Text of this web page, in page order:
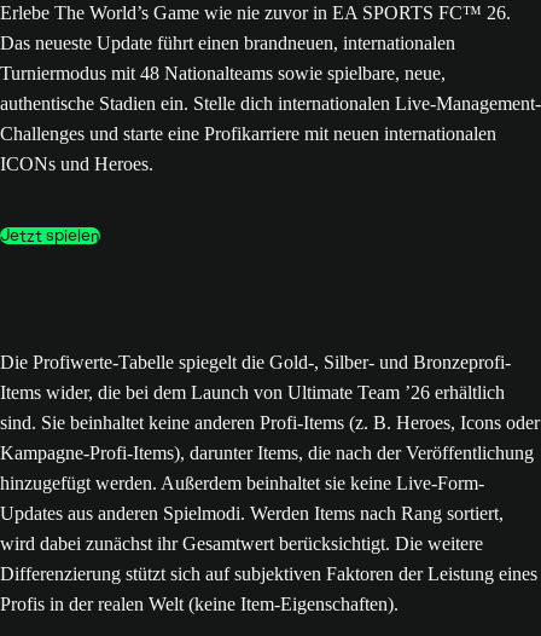
Erlebe The World’s Game wie nie zuvor in EA SPORTS FC™ 26.
Das neueste Update führt einen brandneuen, internationalen
Turniermodus mit 48 Nationalteams sowie spielbare, neue,
authentische Stadien ein. Stelle dich internationalen Live-Management-
Challenges und starte eine Profikarriere mit neuen internationalen
ICONs und Heroes.
Jetzt spielen
Die Profiwerte-Tabelle spiegelt die Gold-, Silber- und Bronzeprofi-
Items wider, die bei dem Launch von Ultimate Team ’26 erhältlich
sind. Sie beinhaltet keine anderen Profi-Items (z. B. Heroes, Icons oder
Kampagne-Profi-Items), darunter Items, die nach der Veröffentlichung
hinzugefügt werden. Außerdem beinhaltet sie keine Live-Form-
Updates aus anderen Spielmodi. Werden Items nach Rang sortiert,
wird dabei zunächst ihr Gesamtwert berücksichtigt. Die weitere
Differenzierung stützt sich auf subjektiven Faktoren der Leistung eines
Profis in der realen Welt (keine Item-Eigenschaften).